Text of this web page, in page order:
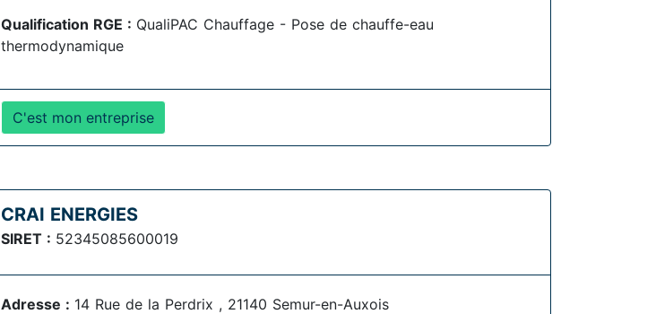
Qualification RGE : QualiPAC Chauffage - Pose de chauffe-eau
thermodynamique
C'est mon entreprise
CRAI ENERGIES
SIRET : 52345085600019
Adresse : 14 Rue de la Perdrix , 21140 Semur-en-Auxois